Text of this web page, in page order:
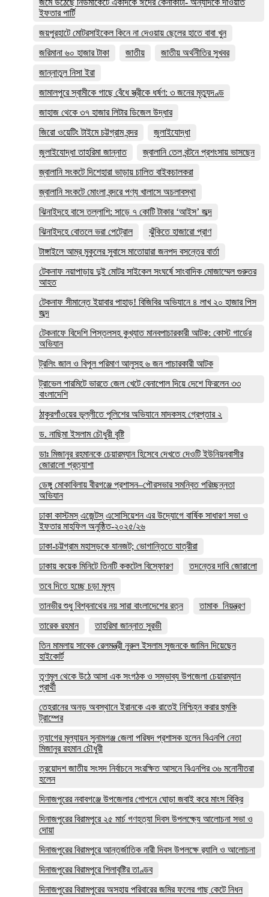
ইফতার পার্টি
জয়পুরহাটে মোটরসাইকেল কিনে না দেওয়ায় ছেলের হাতে বাবা খুন
জরিমানা ৬০ হাজার টাকা
জাতীয়
জাতীয় অর্থনীতির সুখবর
জান্নাতুল নিসা ইরা
জামালপুরে স্বামীকে গাছে বেঁধে স্ত্রীকে ধর্ষণ: ৩ জনের মৃত্যুদণ্ড
জাহাজ থেকে ৩৭ হাজার লিটার ডিজেল উদ্ধার
জিরো ওয়েটিং টাইমে চট্টগ্রাম বন্দর
জুলাইযোদ্ধা
জুলাইযোদ্ধা তাহরিমা জান্নাত
জ্বালানি তেল বন্টনে প্রশংসায় ভাসছেন
জ্বালানি সংকটে দিশেহারা ভাড়ায় চালিত বাইকচালকরা
জ্বালানি সংকটে মোংলা বন্দরে পণ্য খালাসে অচলাবস্থা
ঝিনাইদহে বাসে তল্লাশি: সাড়ে ৭ কোটি টাকার ‘আইস’ জব্দ
ঝিনাইদহে বোতলে ভরা পেট্রোল
ঝুঁকিতে হাজারো প্রাণ
টাঙ্গাইলে আম্র মুকুলের সুবাসে মাতোয়ারা জনপদ বসন্তের বার্তা
টেকনাফ নয়াপাড়ায় দুই মোটর সাইকেল সংঘর্ষে সাংবাদিক মোজাম্মেল গুরুতর
আহত
টেকনাফ সীমান্তে ইয়াবার পাহাড়! বিজিবির অভিযানে ৪ লাখ ২০ হাজার পিস
জব্দ
টেকনাফে বিদেশি পিস্তলসহ কুখ্যাত মানবপাচারকারী আটক: কোস্ট গার্ডের
অভিযান
ট্রলিং জাল ও বিপুল পরিমাণ আলুসহ ৬ জন পাচারকারী আটক
ট্রাভেল পারমিটে ভারতে জেল খেটে বেনাপোল দিয়ে দেশে ফিরলেন ৩৩
বাংলাদেশি
ঠাকুরগাঁওয়ের ভূল্লীতে পুলিশের অভিযানে মাদকসহ গ্রেপ্তার ২
ড. নাছিমা ইসলাম চৌধুরী বৃষ্টি
ডাঃ মিজানুর রহমানকে চেয়ারম্যান হিসেবে দেখতে দেওটি ইউনিয়নবাসীর
জোরালো প্রত্যাশা
ডেঙ্গু মোকাবিলায় বীরগঞ্জে প্রশাসন–পৌরসভার সমন্বিত পরিচ্ছন্নতা
অভিযান
ঢাকা কাস্টমস্ এজেন্টস্ এসোসিয়েশন এর উদ্যোগে বার্ষিক সাধারণ সভা ও
ইফতার মাহফিল অনুষ্ঠিত-২০২৫/২৬
ঢাকা-চট্টগ্রাম মহাসড়কে যানজট; ভোগান্তিতে যাত্রীরা
ঢাকায় কয়েক মিনিটে তিনটি ককটেল বিস্ফোরণ
তদন্তের দাবি জোরালো
তবে দিতে হচ্ছে চড়া মূল্য
তানভীর শুধু বিশ্বনাথের নয় সারা বাংলাদেশের রত্ন
তামাক_নিয়ন্ত্রণ
তারেক রহমান
তাহরিমা জান্নাত সুরভী
তিন মামলায় সাবেক রেলমন্ত্রী নুরুল ইসলাম সুজনকে জামিন দিয়েছেন
হাইকোর্ট
তৃণমূল থেকে উঠে আসা এক সংগঠক ও সম্ভাব্য উপজেলা চেয়ারম্যান
প্রার্থী
তেহরানের অনড় অবস্থানে ইরানকে এক রাতেই নিশ্চিহ্ন করার হুমকি
ট্রাম্পের
ত্যাগের মূল্যায়ন সুনামগঞ্জ জেলা পরিষদ প্রশাসক হলেন বিএনপি নেতা
মিজানুর রহমান চৌধুরী
ত্রয়োদশ জাতীয় সংসদ নির্বাচনে সংরক্ষিত আসনে বিএনপির ৩৬ মনোনীতরা
হলেন
দিনাজপুরের নবাবগঞ্জে উপজেলার গোপনে ঘোড়া জবাই করে মাংস বিক্রি
দিনাজপুরের ‎বিরামপুরে ২৫ মার্চ গণহত্যা দিবস উপলক্ষ্যে আলোচনা সভা ও
দোয়া
দিনাজপুরের বিরামপুরে আন্তর্জাতিক নারী দিবস উপলক্ষে র‍্যালি ও আলোচনা
দিনাজপুরের বিরামপুরে শিলাবৃষ্টির তাণ্ডব
দিনাজপুরের বিরামপুরের অসহায় পরিবারের জমির ফলের গাছ কেটে নিধন